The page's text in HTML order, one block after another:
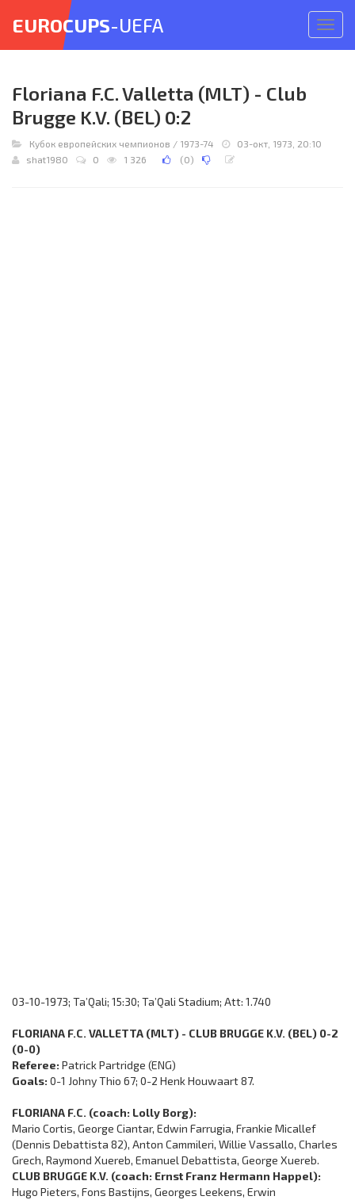
меню
EUROCUPS-UEFA
Floriana F.C. Valletta (MLT) - Club
Brugge K.V. (BEL) 0:2
Кубок европейских чемпионов / 1973-74
03-окт, 1973, 20:10
shat1980
0 1 326 (0)
03-10-1973; Ta’Qali; 15:30; Ta’Qali Stadium; Att: 1.740
FLORIANA F.C. VALLETTA (MLT) - CLUB BRUGGE K.V. (BEL) 0-2
(0-0)
Referee: Patrick Partridge (ENG)
Goals: 0-1 Johny Thio 67; 0-2 Henk Houwaart 87.
FLORIANA F.C. (coach: Lolly Borg):
Mario Cortis, George Ciantar, Edwin Farrugia, Frankie Micallef
(Dennis Debattista 82), Anton Cammileri, Willie Vassallo, Charles
Grech, Raymond Xuereb, Emanuel Debattista, George Xuereb.
CLUB BRUGGE K.V. (coach: Ernst Franz Hermann Happel):
Hugo Pieters, Fons Bastijns, Georges Leekens, Erwin